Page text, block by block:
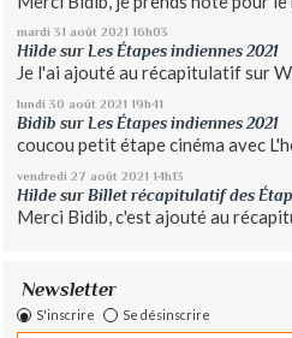
mardi 31 août 2021 16h03
Hilde surLes Étapes indiennes 2021
Je l'ai ajouté au récapitulatif sur
lundi 30 août 2021 19h41
Bidib sur Les Étapes indiennes 2021
coucou petit étape cinéma avec
vendredi 27 août 2021 14h13
Hilde sur Billet récapitulatif des
Merci Bidib, c'est ajouté au
Newsletter
S'inscrire Se désinscrire